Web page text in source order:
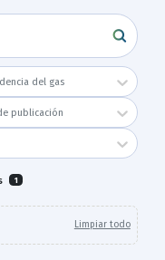
del gas
publicación
1
Limpiar todo